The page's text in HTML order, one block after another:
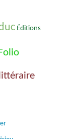
Éditions